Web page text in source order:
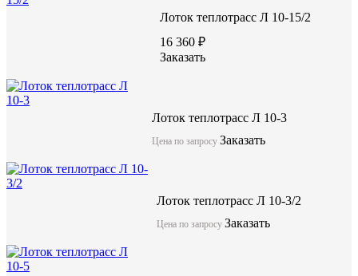
Лоток теплотрасс Л 10-15/2
16 360 ₽
Заказать
Лоток теплотрасс Л 10-3
Цена по запросу Заказать
Лоток теплотрасс Л 10-3/2
Цена по запросу Заказать